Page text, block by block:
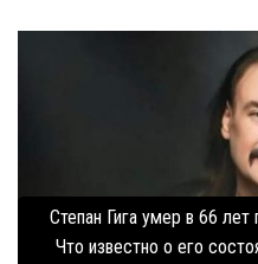
Степан Гига умер в 66
Что известно о его